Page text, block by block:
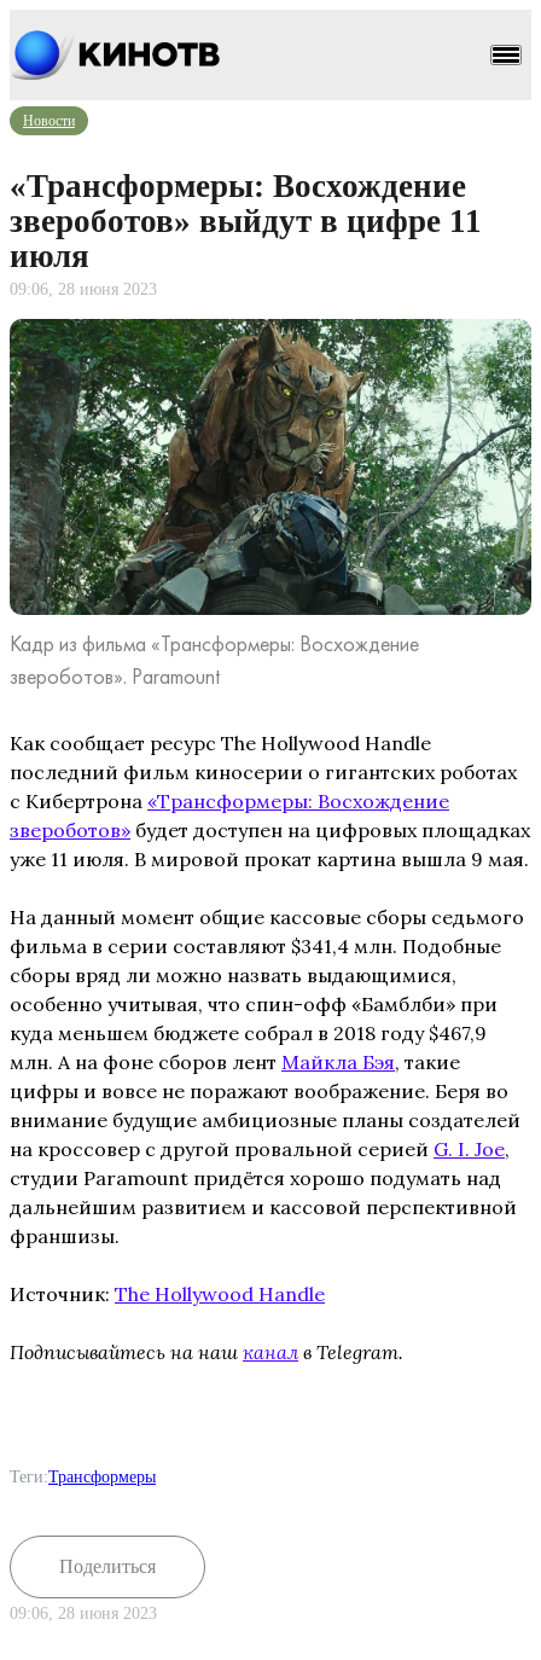
Новости
«Трансформеры: Восхождение
звероботов» выйдут в цифре 11
июля
09:06, 28 июня 2023
Кадр из фильма «Трансформеры: Восхождение
звероботов». Paramount
Как сообщает ресурс The Hollywood Handle
последний фильм киносерии о гигантских роботах
с Кибертрона «Трансформеры: Восхождение
звероботов» будет доступен на цифровых площадках
уже 11 июля. В мировой прокат картина вышла 9 мая.
На данный момент общие кассовые сборы cедьмого
фильма в серии составляют $341,4 млн. Подобные
сборы вряд ли можно назвать выдающимися,
особенно учитывая, что спин-офф «Бамблби» при
куда меньшем бюджете собрал в 2018 году $467,9
млн. А на фоне сборов лент Майкла Бэя, такие
цифры и вовсе не поражают воображение. Беря во
внимание будущие амбициозные планы создателей
на кроссовер с другой провальной серией G. I. Joe,
студии Paramount придётся хорошо подумать над
дальнейшим развитием и кассовой перспективной
франшизы.
Источник: The Hollywood Handle
Подписывайтесь на наш канал в Telegram.
Теги:Трансформеры
Поделиться
09:06, 28 июня 2023